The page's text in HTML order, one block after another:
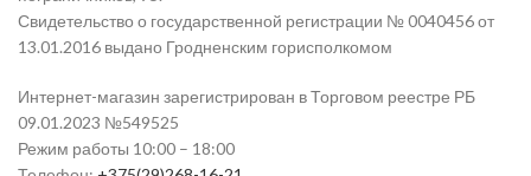
Свидетельство о государственной регистрации № 0040456 от
13.01.2016 выдано Гродненским горисполкомом
Интернет-магазин зарегистрирован в Торговом реестре РБ
09.01.2023 №549525
Режим работы 10:00 – 18:00